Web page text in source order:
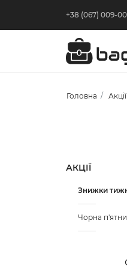
+38 (067) 009-
Головна Акції
АКЦІЇ
Знижки
Чорна